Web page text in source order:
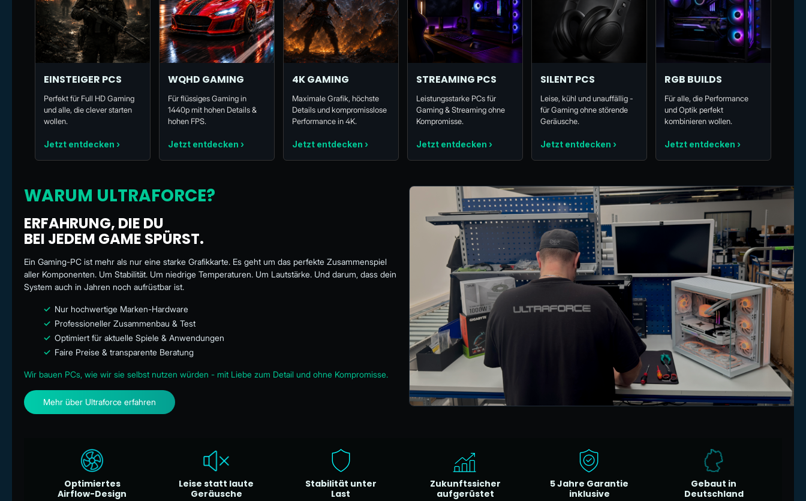
EINSTEIGER PCS
Perfekt für Full HD Gaming
und alle, die clever starten
wollen.
Jetzt entdecken ›
WQHD GAMING
Für flüssiges Gaming in
1440p mit hohen Details &
hohen FPS.
Jetzt entdecken ›
4K GAMING
Maximale Grafik, höchste
Details und kompromisslose
Performance in 4K.
Jetzt entdecken ›
STREAMING PCS
Leistungsstarke PCs für
Gaming & Streaming ohne
Kompromisse.
Jetzt entdecken ›
SILENT PCS
Leise, kühl und unauffällig -
für Gaming ohne störende
Geräusche.
Jetzt entdecken ›
RGB BUILDS
Für alle, die Performance
und Optik perfekt
kombinieren wollen.
Jetzt entdecken ›
WARUM ULTRAFORCE?
ERFAHRUNG, DIE DU
BEI JEDEM GAME SPÜRST.
Ein Gaming-PC ist mehr als nur eine starke Grafikkarte. Es geht um das perfekte Zusammenspiel
aller Komponenten. Um Stabilität. Um niedrige Temperaturen. Um Lautstärke. Und darum, dass dein
System auch in Jahren noch aufrüstbar ist.
✓ Nur hochwertige Marken-Hardware
✓ Professioneller Zusammenbau & Test
✓ Optimiert für aktuelle Spiele & Anwendungen
✓ Faire Preise & transparente Beratung
Wir bauen PCs, wie wir sie selbst nutzen würden - mit Liebe zum Detail und ohne Kompromisse.
Mehr über Ultraforce erfahren
Optimiertes
Airflow-Design
Leise statt laute
Geräusche
Stabilität unter
Last
Zukunftssicher
aufgerüstet
5 Jahre Garantie
inklusive
Gebaut in
Deutschland